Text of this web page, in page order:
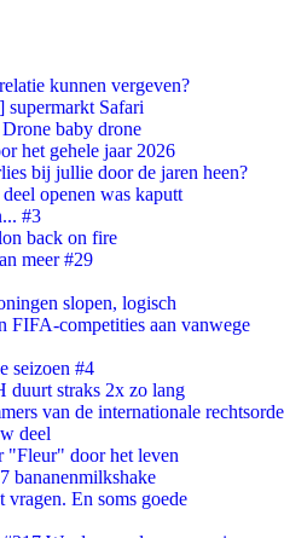
kunnen vergeven?
Safari
baby drone
het gehele jaar 2026
bij jullie door de jaren heen?
openen was kaputt
#3
back on fire
meer #29
slopen, logisch
FIFA-competities aan vanwege
seizoen #4
duurt straks 2x zo lang
van de internationale rechtsorde
deel
"Fleur" door het leven
bananenmilkshake
En soms goede